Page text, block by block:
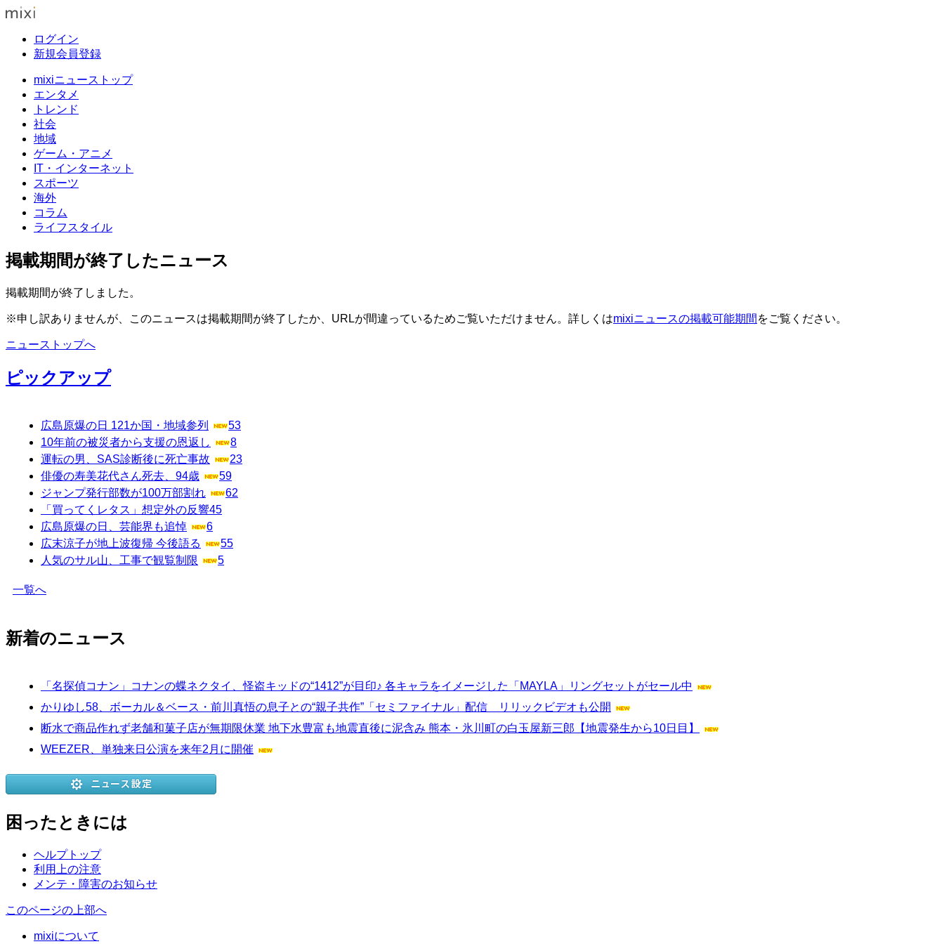
ログイン
新規会員登録
mixiニューストップ
エンタメ
トレンド
社会
地域
ゲーム・アニメ
IT・インターネット
スポーツ
海外
コラム
ライフスタイル
掲載期間が終了したニュース
掲載期間が終了しました。
※申し訳ありませんが、このニュースは掲載期間が終了したか、URLが間違っているためご覧いただけません。詳しくはmixiニュースの掲載可能期間 をご覧ください。
ニューストップへ
ピックアップ
広島原爆の日 121か国・地域参列
53
10年前の被災者から支援の恩返し
8
運転の男、SAS診断後に死亡事故
23
俳優の寿美花代さん死去、94歳
59
ジャンプ発行部数が100万部割れ
62
「買ってくレタス」想定外の反響45
広島原爆の日、芸能界も追悼
6
広末涼子が地上波復帰 今後語る
55
人気のサル山、工事で観覧制限
5
一覧へ
新着のニュース
「名探偵コナン」コナンの蝶ネクタイ、怪盗キッドの“1412”が目印♪ 各キャラをイメージした「MAYLA」リングセットがセール中
かりゆし58、ボーカル＆ベース・前川真悟の息子との“親子共作”「セミファイナル」配信 リリックビデオも公開
断水で商品作れず老舗和菓子店が無期限休業 地下水豊富も地震直後に泥含み 熊本・氷川町の白玉屋新三郎【地震発生から10日目】
WEEZER、単独来日公演を来年2月に開催
困ったときには
ヘルプトップ
利用上の注意
メンテ・障害のお知らせ
このページの上部へ
mixiについて